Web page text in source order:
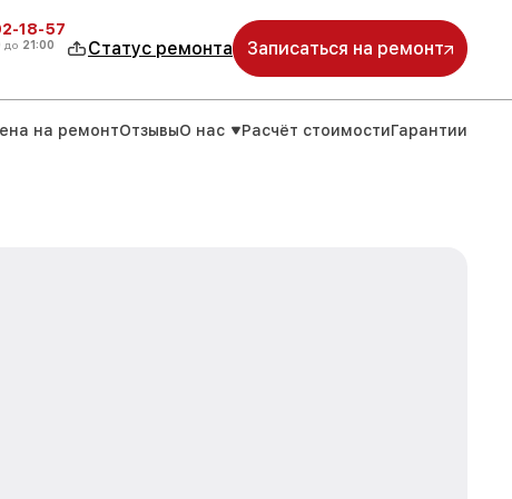
18-57
до 21:00 Статус ремонта Записаться на ремонт
на ремонтОтзывыО нас Расчёт стоимостиГарантии